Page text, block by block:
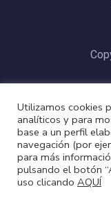
Utilizamos cookies
analíticos y para
base a un perfil
navegación (por
para más
pulsando el botón
uso clicando AQUÍ